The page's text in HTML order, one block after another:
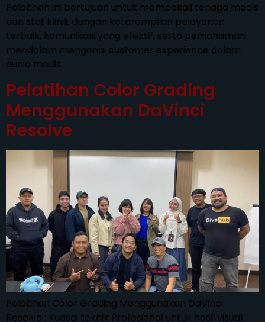
Pelatihan ini bertujuan untuk membekali tenaga medis
dan staf klinik dengan keterampilan pelayanan
terbaik, komunikasi yang efektif, serta pemahaman
mendalam mengenai customer experience dalam
dunia medis.
Pelatihan Color Grading
Menggunakan DaVinci
Resolve
Pelatihan Color Grading Menggunakan DaVinci
Resolve : Kuasai teknik Profesional untuk hasil visual